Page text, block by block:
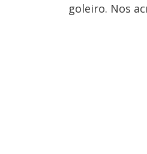
goleiro. Nos